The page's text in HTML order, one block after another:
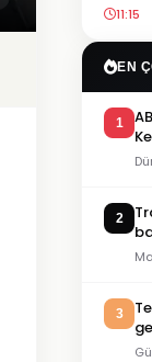
11:15
EN
1
2
3